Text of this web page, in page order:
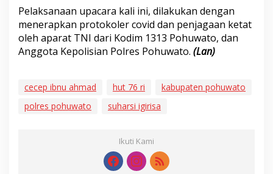
Pelaksanaan upacara kali ini, dilakukan dengan
menerapkan protokoler covid dan penjagaan ketat
oleh aparat TNI dari Kodim 1313 Pohuwato, dan
Anggota Kepolisian Polres Pohuwato. (Lan)
cecep ibnu ahmad hut 76 ri
kabupaten pohuwato
polres pohuwato
suharsi igirisa
Ikuti Kami